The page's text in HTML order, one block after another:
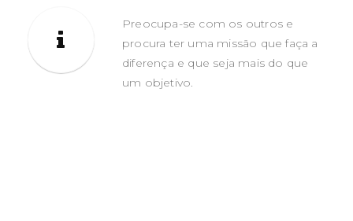
Preocupa-se com os outros e
procura ter uma missão que faça a
diferença e que seja mais do que
um objetivo.